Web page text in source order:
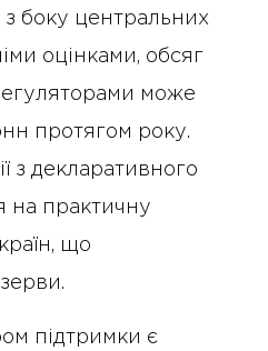
з боку центральних
оцінками, обсяг
може
протягом року.
з декларативного
на практичну
що
підтримки є